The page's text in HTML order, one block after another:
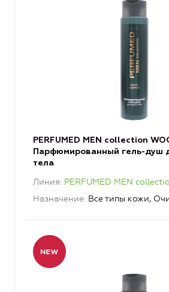
PERFUMED MEN collection
Парфюмированный гель-душ
тела
Линия PERFUMED MEN
Назначение Все типы кожи,